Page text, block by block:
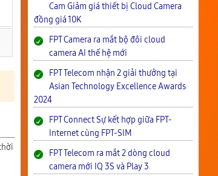
Cam Giảm giá thiết bị Cloud Camera
đồng giá 10K
FPT Camera ra mắt bộ đôi cloud
camera AI thế hệ mới
FPT Telecom nhận 2 giải thưởng tại
Asian Technology Excellence Awards
2024
FPT Connect Sự kết hợp giữa FPT-
Internet cùng FPT-SIM
FPT Telecom ra mắt 2 dòng cloud
camera mới IQ 3S và Play 3